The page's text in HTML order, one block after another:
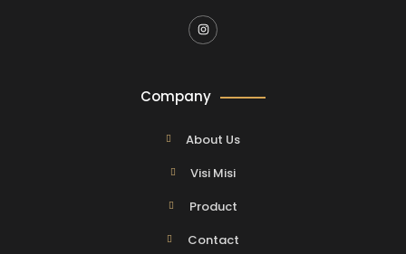
Company
About Us
Visi Misi
Product
Contact